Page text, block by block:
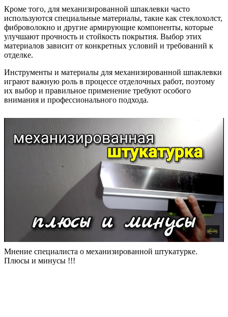
Кроме того, для механизированной шпаклевки часто
используются специальные материалы, такие как стеклохолст,
фиброволокно и другие армирующие компоненты, которые
улучшают прочность и стойкость покрытия. Выбор этих
материалов зависит от конкретных условий и требований к
отделке.
Инструменты и материалы для механизированной шпаклевки
играют важную роль в процессе отделочных работ, поэтому
их выбор и правильное применение требуют особого
внимания и профессионального подхода.
Мнение специалиста о механизированной штукатурке.
Плюсы и минусы !!!